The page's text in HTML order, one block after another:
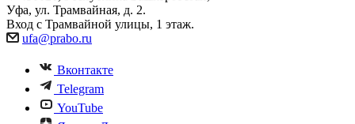
Уфа, ул. Трамвайная, д. 2.
Вход с Трамвайной улицы, 1 этаж.
ufa@prabo.ru
Вконтакте
Telegram
YouTube